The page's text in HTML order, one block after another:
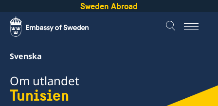
Sweden Abroad
Svenska
Om utlandet
Tunisien